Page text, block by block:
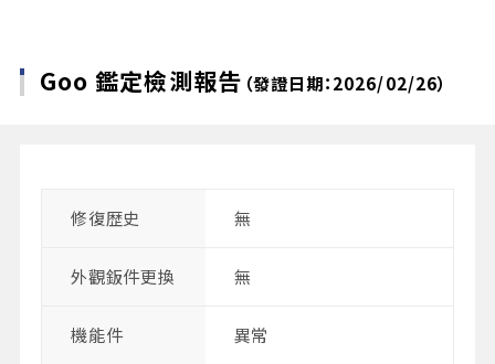
Goo 鑑定檢測報告 （發證日期：2026/02/26）
修復歴史 無
外觀鈑件更換 無
機能件 異常